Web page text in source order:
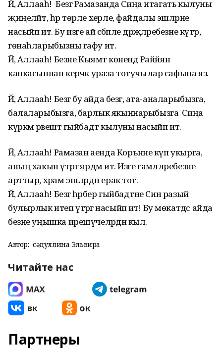
Йәә, Аллааһ! Безгә Рамазанда Сиңа итагать кылуны
җиңеләйт, һәр төрле хәерле, файдалы эшләрне
насыйп ит. Бу изге ай сәбәпле дәрәҗәләребезне күтәр,
гөнаһларыбызны гафу ит.
Йәә, Аллааһ! Безне Кыямәт көнендә Раййян
капкасыннан керәчәк ураза тотучылар сафына яз.
Йәә, Аллааһ! Безгә бу айда безгә, ата-аналарыбызга,
балаларыбызга, барлык якыннарыбызга Сиңа
күркәм рәвештә гыйбадәт кылуны насыйп ит.
Йәә, Аллааһ! Рамазан аенда Коръәнне күп укырга,
аның хакын үтәргә ярдәм ит. Изге гамәлләребезне
арттыр, хәрам эшләрдән ерак тот.
Йәә, Аллааһ! Безгә һәрбер гыйбадәтне Син разый
булырлык итеп үтәргә насыйп ит! Бу мөкатдәс айда
безне уңышка ирешүчеләрдән кыл.
Автор: Әсәдуллина Эльвира
Читайте нас
Партнеры